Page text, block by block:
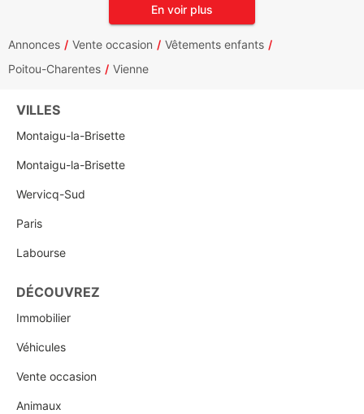
En voir plus
Annonces Vente occasion
Vêtements enfants
Poitou-Charentes
Vienne
VILLES
Montaigu-la-Brisette
Montaigu-la-Brisette
Wervicq-Sud
Paris
Labourse
DÉCOUVREZ
Immobilier
Véhicules
Vente occasion
Animaux